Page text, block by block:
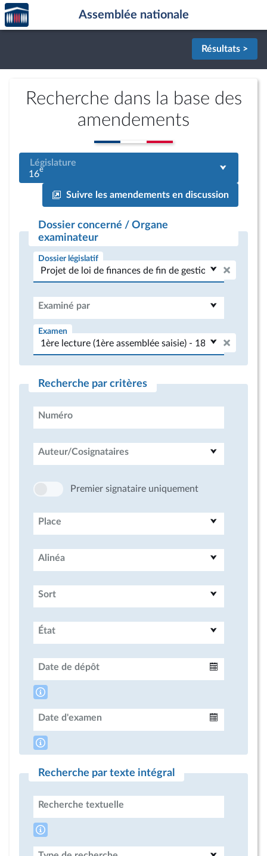
Aller au contenu
Aller en bas de la page
Accèder
à la
page
Assemblée nationale
Résultats >
Recherche dans la base des
amendements
Législature
16e
Suivre les amendements en discussion
Dossier concerné / Organe
examinateur
Dossier législatif
Examiné par
Examen
Recherche par critères
Numéro
Auteur/Cosignataires
Premier signataire uniquement
Place
Alinéa
Sort
État
Date de dépôt
Date d'examen
Recherche par texte intégral
Recherche textuelle